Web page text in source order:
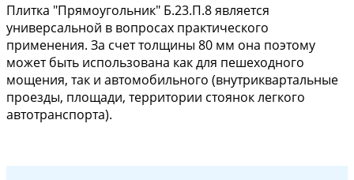
Плитка "Прямоугольник" Б.23.П.8 является
универсальной в вопросах практического
применения. За счет толщины 80 мм она поэтому
может быть использована как для пешеходного
мощения, так и автомобильного (внутриквартальные
проезды, площади, территории стоянок легкого
автотранспорта).